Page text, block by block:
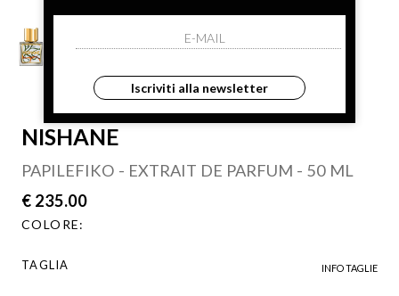
NISHANE
PAPILEFIKO - EXTRAIT DE PARFUM - 50 ML
€ 235.00
COLORE:
TAGLIA INFO TAGLIE
Iscriviti alla newsletter